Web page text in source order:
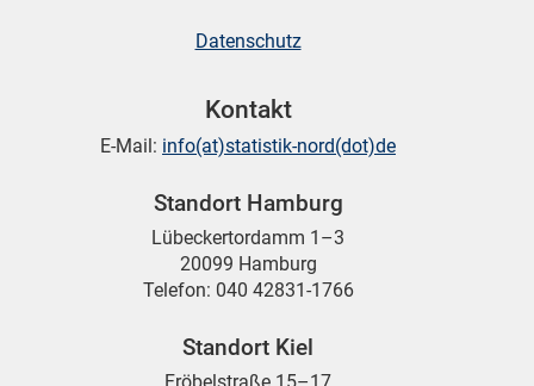
Datenschutz
Kontakt
E-Mail: info(at)statistik-nord(dot)de
Standort Hamburg
Lübeckertordamm 1–3
20099 Hamburg
Telefon: 040 42831-1766
Standort Kiel